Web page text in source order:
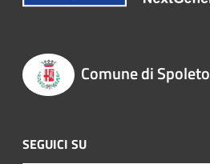
Comune di Spoleto
SEGUICI SU